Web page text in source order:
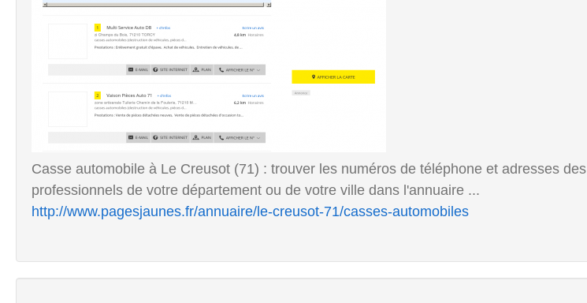
Casse automobile à Le Creusot (71) : trouver les numéros de téléphone et adresses des
professionnels de votre département ou de votre ville dans l'annuaire ...
http://www.pagesjaunes.fr/annuaire/le-creusot-71/casses-automobiles